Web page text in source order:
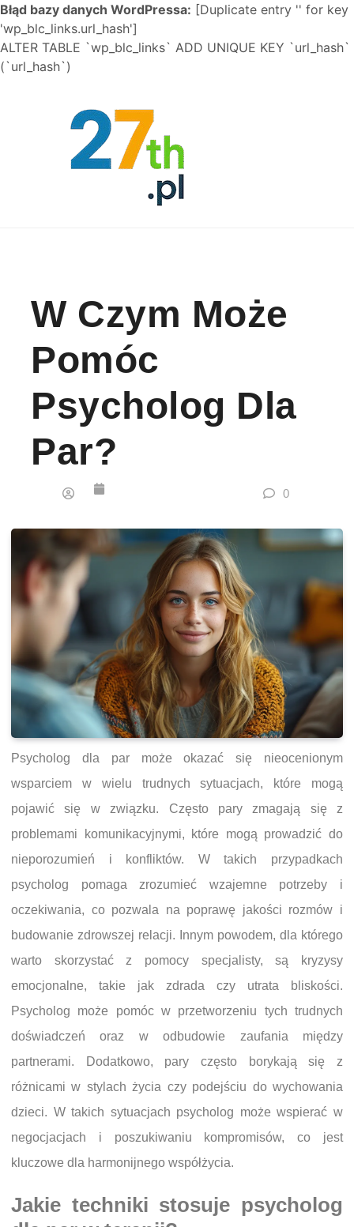
Błąd bazy danych WordPressa: [Duplicate entry '' for key
'wp_blc_links.url_hash']
ALTER TABLE `wp_blc_links` ADD UNIQUE KEY `url_hash`
(`url_hash`)
W Czym Może
Pomóc
Psycholog Dla
Par?
0
Psycholog dla par może okazać się nieocenionym
wsparciem w wielu trudnych sytuacjach, które mogą
pojawić się w związku. Często pary zmagają się z
problemami komunikacyjnymi, które mogą prowadzić do
nieporozumień i konfliktów. W takich przypadkach
psycholog pomaga zrozumieć wzajemne potrzeby i
oczekiwania, co pozwala na poprawę jakości rozmów i
budowanie zdrowszej relacji. Innym powodem, dla którego
warto skorzystać z pomocy specjalisty, są kryzysy
emocjonalne, takie jak zdrada czy utrata bliskości.
Psycholog może pomóc w przetworzeniu tych trudnych
doświadczeń oraz w odbudowie zaufania między
partnerami. Dodatkowo, pary często borykają się z
różnicami w stylach życia czy podejściu do wychowania
dzieci. W takich sytuacjach psycholog może wspierać w
negocjacjach i poszukiwaniu kompromisów, co jest
kluczowe dla harmonijnego współżycia.
Jakie techniki stosuje psycholog